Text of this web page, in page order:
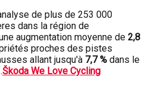
de plus de 253 000
dans la région de
augmentation moyenne de 2,8
proches des pistes
allant jusqu'à 7,7 % dans le
.Škoda We Love Cycling